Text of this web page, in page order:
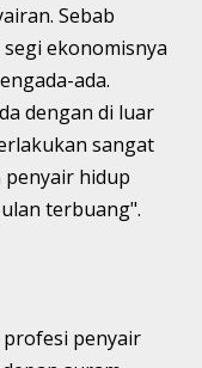
Sebab
ekonomisnya
ada.
dengan di luar
sangat
penyair hidup
terbuang".
penyair